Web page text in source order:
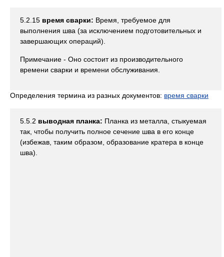
5.2.15 время сварки: Время, требуемое для
выполнения шва (за исключением подготовительных и
завершающих операций).
Примечание - Оно состоит из производительного
времени сварки и времени обслуживания.
Определения термина из разных документов: время сварки
5.5.2 выводная планка: Планка из металла, стыкуемая
так, чтобы получить полное сечение шва в его конце
(избежав, таким образом, образование кратера в конце
шва).